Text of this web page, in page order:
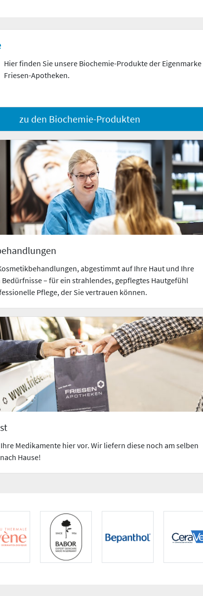
Hier finden Sie unsere Biochemie-Produkte der Eigenmarke
Friesen-Apotheken.
zu den Biochemie-Produkten
abgestimmt auf Ihre Haut und Ihre
– für ein strahlendes, gepflegtes Hautgefühl
Pflege, der Sie vertrauen können.
Medikamente hier vor. Wir liefern diese noch am selben
Hause!